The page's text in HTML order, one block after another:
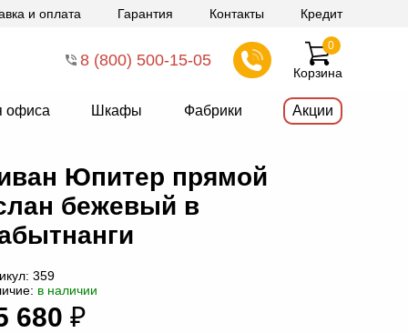
и оплата Гарантия Контакты Кредит
8 (800) 500-15-05
Корзина
0
офиса Шкафы Фабрики Акции
Юпитер прямой
бежевый в
359
в наличии
680 ₽